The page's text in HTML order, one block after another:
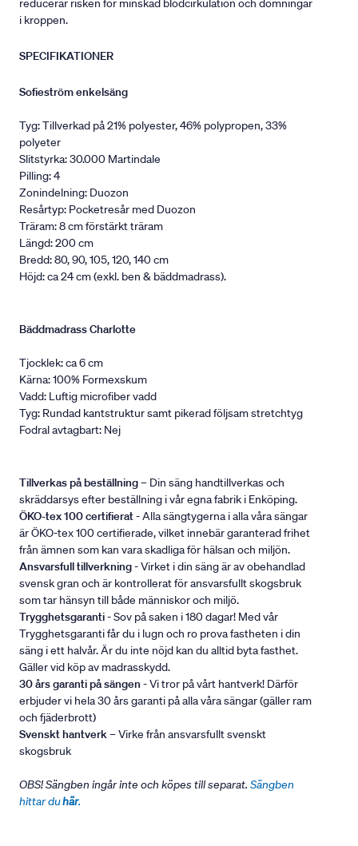
reducerar risken för minskad blodcirkulation och domningar
i kroppen.
SPECIFIKATIONER
Sofieström enkelsäng
Tyg: Tillverkad på 21% polyester, 46% polypropen, 33%
polyeter
Slitstyrka: 30.000 Martindale
Pilling: 4
Zonindelning: Duozon
Resårtyp: Pocketresår med Duozon
Träram: 8 cm förstärkt träram
Längd: 200 cm
Bredd: 80, 90, 105, 120, 140 cm
Höjd: ca 24 cm (exkl. ben & bäddmadrass).
Bäddmadrass Charlotte
Tjocklek: ca 6 cm
Kärna: 100% Formexskum
Vadd: Luftig microfiber vadd
Tyg: Rundad kantstruktur samt pikerad följsam stretchtyg
Fodral avtagbart: Nej
Tillverkas på beställning– Din säng handtillverkas och
skräddarsys efter beställning i vår egna fabrik i Enköping.
ÖKO-tex 100 certifierat- Alla sängtygerna i alla våra sängar
är ÖKO-tex 100 certifierade, vilket innebär garanterad frihet
från ämnen som kan vara skadliga för hälsan och miljön.
Ansvarsfull tillverkning- Virket i din säng är av obehandlad
svensk gran och är kontrollerat för ansvarsfullt skogsbruk
som tar hänsyn till både människor och miljö.
Trygghetsgaranti- Sov på saken i 180 dagar! Med vår
Trygghetsgaranti får du i lugn och ro prova fastheten i din
säng i ett halvår. Är du inte nöjd kan du alltid byta fasthet.
Gäller vid köp av madrasskydd.
30 års garanti på sängen - Vi tror på vårt hantverk! Därför
erbjuder vi hela 30 års garanti på alla våra sängar (gäller ram
och fjäderbrott)
Svenskt hantverk– Virke från ansvarsfullt svenskt
skogsbruk
OBS! Sängben ingår inte och köpes till separat. Sängben
hittar duhär.